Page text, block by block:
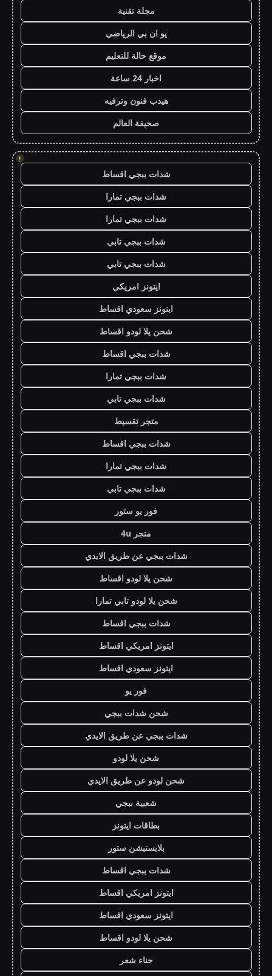
مجلة تقنية
يو ان بي الرياضي
موقع حالة للتعليم
اخبار 24 ساعة
هيدب فنون وترفيه
صحيفة العالم
!
شدات ببجي اقساط
شدات ببجي تمارا
شدات ببجي تمارا
شدات ببجي تابي
شدات ببجي تابي
ايتونز امريكي
ايتونز سعودي اقساط
شحن يلا لودو اقساط
شدات ببجي اقساط
شدات ببجي تمارا
شدات ببجي تابي
متجر تقسيط
شدات ببجي اقساط
شدات ببجي تمارا
شدات ببجي تابي
فور يو ستور
متجر 4u
شدات ببجي عن طريق الايدي
شحن يلا لودو اقساط
شحن يلا لودو تابي تمارا
شدات ببجي اقساط
ايتونز امريكي اقساط
ايتونز سعودي اقساط
فور يو
شحن شدات ببجي
شدات ببجي عن طريق الايدي
شحن يلا لودو
شحن لودو عن طريق الايدي
شعبية ببجي
بطاقات ايتونز
بلايستيشن ستور
شدات ببجي اقساط
ايتونز امريكي اقساط
ايتونز سعودي اقساط
شحن يلا لودو اقساط
حناء شعر